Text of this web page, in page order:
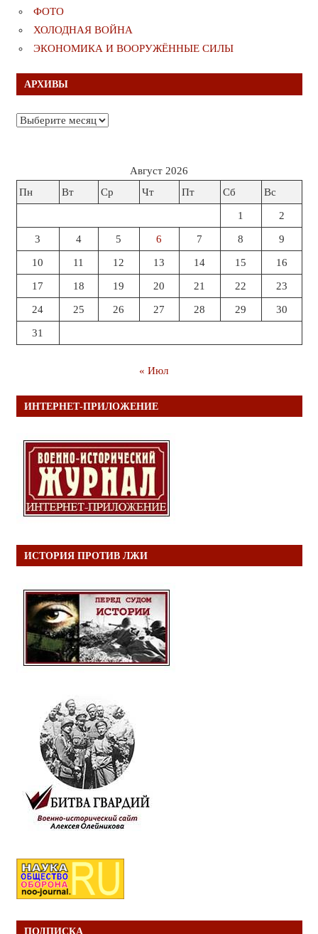
ФОТО
ХОЛОДНАЯ ВОЙНА
ЭКОНОМИКА И ВООРУЖЁННЫЕ СИЛЫ
АРХИВЫ
Архивы
Август 2026
Пн
Вт Ср Чт Пт Сб Вс
1 2
3 4 5 6 7 8 9
10 11 12 13 14 15 16
17 18 19 20 21 22 23
24 25 26 27 28 29 30
31
« Июл
ИНТЕРНЕТ-ПРИЛОЖЕНИЕ
ИСТОРИЯ ПРОТИВ ЛЖИ
ПОДПИСКА